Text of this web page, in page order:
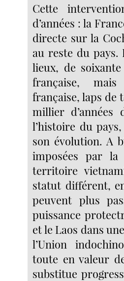
Cette
d’années : la
directe sur la
au reste du pays.
lieux, de
française,
française, laps de
millier d’années
l’histoire du
son évolution. A
imposées par
territoire
statut différent,
peuvent plus
puissance
et le Laos dans
l’Union
toute en valeur
substitue